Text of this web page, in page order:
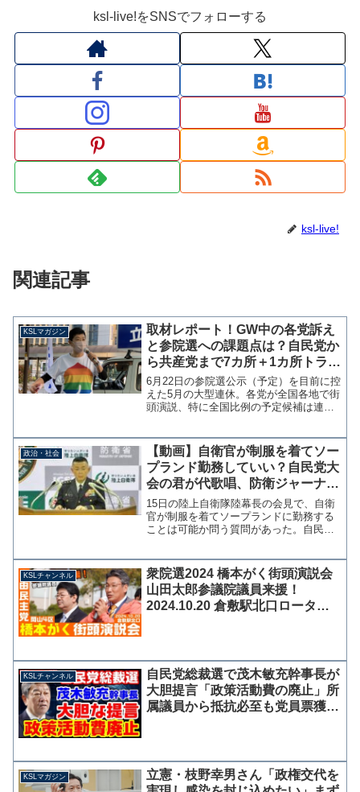
ksl-live!をSNSでフォローする
ksl-live!
関連記事
KSLマガジン
取材レポート！GW中の各党訴え
と参院選への課題点は？自民党か
ら共産党まで7カ所＋1カ所トラブ
ル発生の演説巡り【マガジン171
号】
6月22日の参院選公示（予定）を目前に控
えた5月の大型連休。各党が全国各地で街
頭演説、特に全国比例の予定候補は連日
て回った。※8カ所目は現地で中止4月28
日岡山市 立...
政治・社会
【動画】自衛官が制服を着てソー
プランド勤務していい？自民党大
会の君が代歌唱、防衛ジャーナリ
ストが陸幕長会見で質問【KSL-
live】
15日の陸上自衛隊陸幕長の会見で、自衛
官が制服を着てソープランドに勤務する
ことは可能か問う質問があった。自民党
を得ていないという話の流れから、防衛
ジャーナリストの清谷信...
KSLチャンネル
衆院選2024 橋本がく街頭演説会
山田太郎参議院議員来援！
2024.10.20 倉敷駅北口ロータリ
KSLチャンネル
自民党総裁選で茂木敏充幹事長が
大胆提言「政策活動費の廃止」所
属議員から抵抗必至も党員票獲得
KSLマガジン
立憲・枝野幸男さん「政権交代を